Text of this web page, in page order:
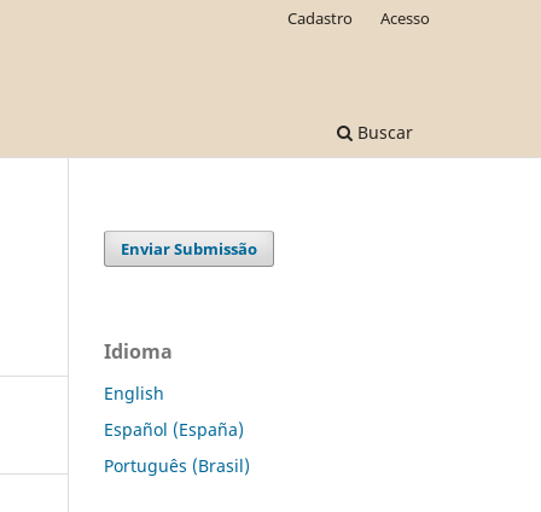
Buscar
Cadastro Acesso
Enviar Submissão
Idioma
English
Español (España)
Português (Brasil)